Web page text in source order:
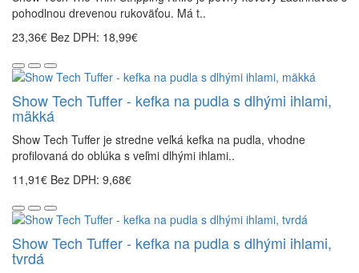
pohodlnou drevenou rukoväťou. Má t..
23,36€ Bez DPH: 18,99€
Show Tech Tuffer - kefka na pudla s dlhými ihlami,
mäkká
Show Tech Tuffer je stredne veľká kefka na pudla, vhodne
profilovaná do oblúka s veľmi dlhými ihlami..
11,91€ Bez DPH: 9,68€
Show Tech Tuffer - kefka na pudla s dlhými ihlami,
tvrdá